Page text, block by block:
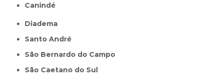
Canindé
Diadema
Santo André
São Bernardo do Campo
São Caetano do Sul